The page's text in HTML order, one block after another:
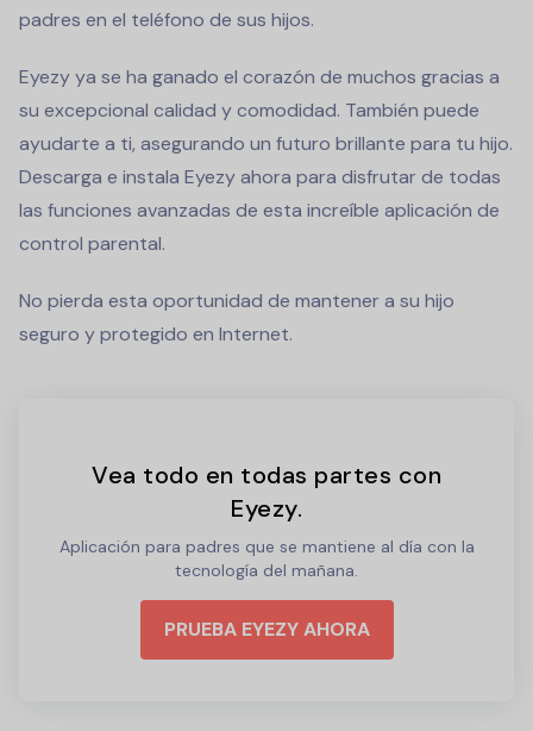
padres en el teléfono de sus hijos.
Eyezy ya se ha ganado el corazón de muchos gracias a
su excepcional calidad y comodidad. También puede
ayudarte a ti, asegurando un futuro brillante para tu hijo.
Descarga e instala Eyezy ahora para disfrutar de todas
las funciones avanzadas de esta increíble aplicación de
control parental.
No pierda esta oportunidad de mantener a su hijo
seguro y protegido en Internet.
Vea todo en todas partes con
Eyezy.
Aplicación para padres que se mantiene al día con la
tecnología del mañana.
PRUEBA EYEZY AHORA